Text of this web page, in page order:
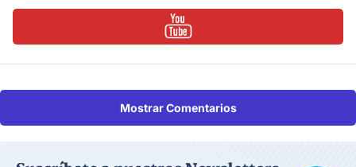
Mostrar Comentarios